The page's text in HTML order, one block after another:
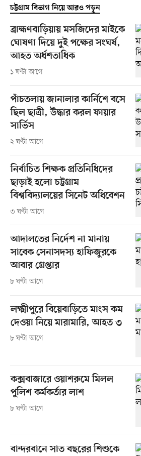
চট্টগ্রাম বিভাগ নিয়ে আরও পড়ুন
ব্রাহ্মণবাড়িয়ায় মসজিদের মাইকে
ঘোষণা দিয়ে দুই পক্ষের সংঘর্ষ,
আহত অর্ধশতাধিক
১ ঘণ্টা আগে
পাঁচতলায় জানালার কার্নিশে বসে
ছিল ছাত্রী, উদ্ধার করল ফায়ার
সার্ভিস
২ ঘণ্টা আগে
নির্বাচিত শিক্ষক প্রতিনিধিদের
ছাড়াই হলো চট্টগ্রাম
বিশ্ববিদ্যালয়ের সিনেট অধিবেশন
৩ ঘণ্টা আগে
আদালতের নির্দেশ না মানায়
সাবেক সেনাসদস্য হাফিজুরকে
আবার গ্রেপ্তার
৮ ঘণ্টা আগে
লক্ষ্মীপুরে বিয়েবাড়িতে মাংস কম
দেওয়া নিয়ে মারামারি, আহত ৩
৮ ঘণ্টা আগে
কক্সবাজারে ওয়াশরুমে মিলল
পুলিশ কর্মকর্তার লাশ
৮ ঘণ্টা আগে
বান্দরবানে সাত বছরের শিশুকে